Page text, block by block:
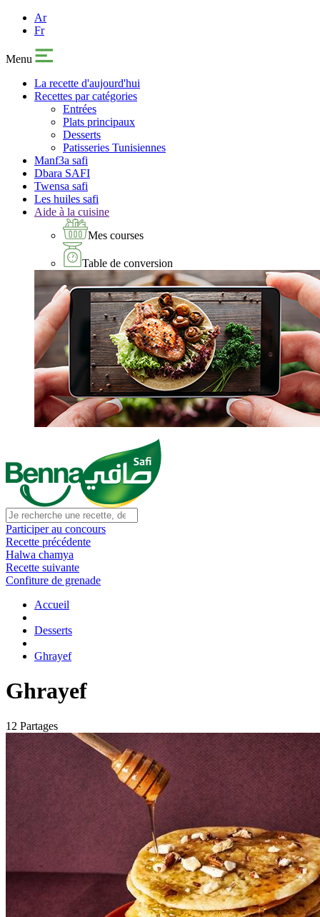
Ar
Fr
Menu
La recette d'aujourd'hui
Recettes par catégories
Entrées
Plats principaux
Desserts
Patisseries Tunisiennes
Manf3a safi
Dbara SAFI
Twensa safi
Les huiles safi
Aide à la cuisine
Mes courses
Table de conversion
Participer au concours
Recette précédente
Halwa chamya
Recette suivante
Confiture de grenade
Accueil
Desserts
Ghrayef
Ghrayef
12 Partages